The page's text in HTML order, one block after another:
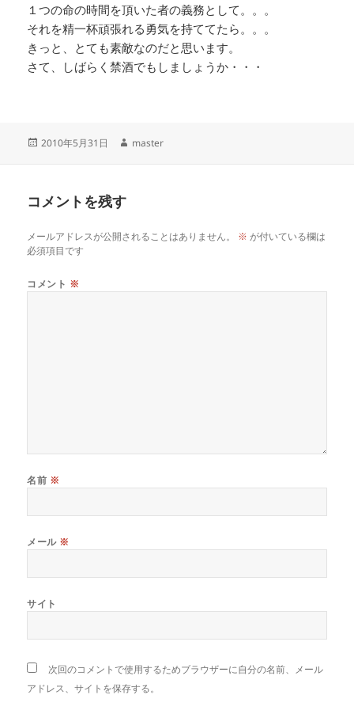
１つの命の時間を頂いた者の義務として。。。
それを精一杯頑張れる勇気を持ててたら。。。
きっと、とても素敵なのだと思います。
さて、しばらく禁酒でもしましょうか・・・
投
2010年5月31日
作
master
コメントを残す
メールアドレスが公開されることはありません。 ※ が付いている欄は
必須項目です
コメント ※
名前 ※
メール ※
サイト
次回のコメントで使用するためブラウザーに自分の名前、メール
アドレス、サイトを保存する。